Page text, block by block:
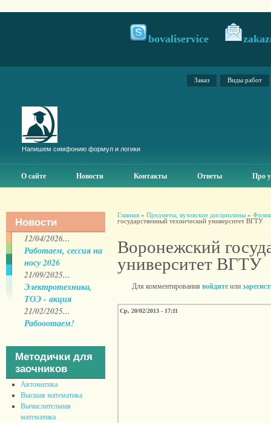
bovaliservice
Заказ Виды работ
Напишем симфонию формул и логики
О сайте Новости Контакты Ответы Про
Новости
12/04/2026...
Работаем, сессия на
носу 2026
21/09/2025...
Электротехника,
ТОЭ - акция
21/02/2025...
Рабооотаем!
Методички для
заочников
Автоматика
Высшая математика
Вычислительная
математика
Главная» Предметы, вузовские дисциплины»
государственный технический университет ВГТУ
Воронежский
университет ВГТУ
Для комментирования войдитеили
Ср, 20/02/2013 - 17:11